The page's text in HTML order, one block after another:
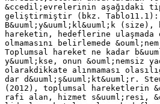
&ccedil;evrelerinin aşağıdaki
geliştirmiştir (bkz. Tablo11.1):
B&uuml;y&uuml;kl&uuml;k
hareketin, hedeflerine
olmamasını belirlemede
Toplumsal hareket ne kadar
y&uuml;kse, onun &ouml;nemsiz
olarakdikkate alınmaması
dar d&uuml;ş&uuml;kt&uuml;r.
(2012), toplumsal hareketlerin
rafi alan, hizmet s&uuml;resi,